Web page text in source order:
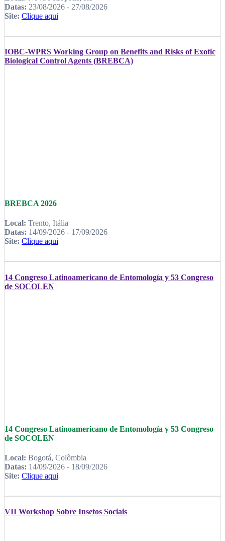
Datas: 23/08/2026 - 27/08/2026
Site: Clique aqui
IOBC-WPRS Working Group on Benefits and Risks of Exotic
Biological Control Agents (BREBCA)
BREBCA 2026
Local: Trento, Itália
Datas: 14/09/2026 - 17/09/2026
Site: Clique aqui
14 Congreso Latinoamericano de Entomología y 53 Congreso
de SOCOLEN
14 Congreso Latinoamericano de Entomología y 53 Congreso
de SOCOLEN
Local: Bogotá, Colômbia
Datas: 14/09/2026 - 18/09/2026
Site: Clique aqui
VII Workshop Sobre Insetos Sociais